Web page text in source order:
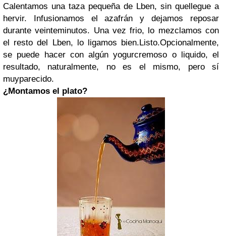
Calentamos una taza pequeña de Lben, sin quellegue a
hervir. Infusionamos el azafrán y dejamos reposar
durante veinteminutos. Una vez frio, lo mezclamos con
el resto del Lben, lo ligamos bien.Listo.Opcionalmente,
se puede hacer con algún yogurcremoso o liquido, el
resultado, naturalmente, no es el mismo, pero sí
muyparecido.
¿Montamos el plato?